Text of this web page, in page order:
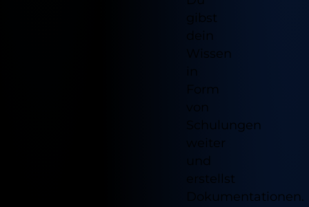
gibst
dein
Wissen
in
Form
von
Schulungen
weiter
und
erstellst
Dokumentationen.